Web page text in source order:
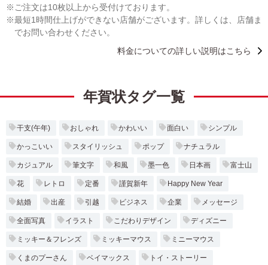
ご注文は10枚以上から受付けております。
最短1時間仕上げができない店舗がございます。詳しくは、店舗ま
でお問い合わせください。
料金についての詳しい説明はこちら
年賀状タグ一覧
干支(午年) おしゃれ かわいい 面白い シンプル
かっこいい スタイリッシュ ポップ ナチュラル
カジュアル 筆文字 和風 墨一色 日本画 富士山
花 レトロ 定番 謹賀新年 Happy New Year
結婚 出産 引越 ビジネス 企業 メッセージ
全面写真 イラスト こだわりデザイン ディズニー
ミッキー＆フレンズ ミッキーマウス ミニーマウス
くまのプーさん ベイマックス トイ・ストーリー